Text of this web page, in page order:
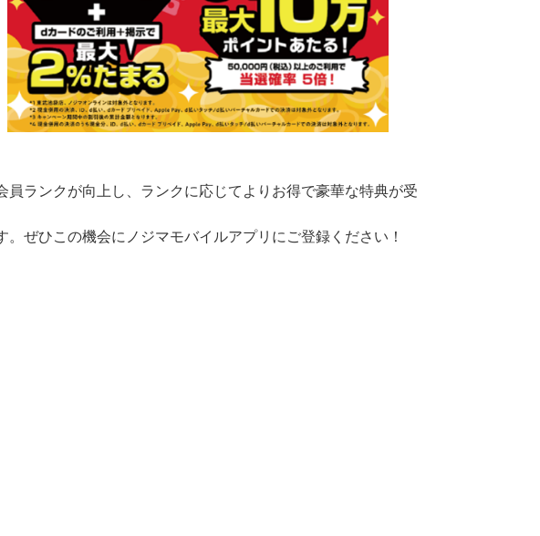
ランクが向上し、ランクに応じてよりお得で豪華な特典が受
ぜひこの機会にノジマモバイルアプリにご登録ください！